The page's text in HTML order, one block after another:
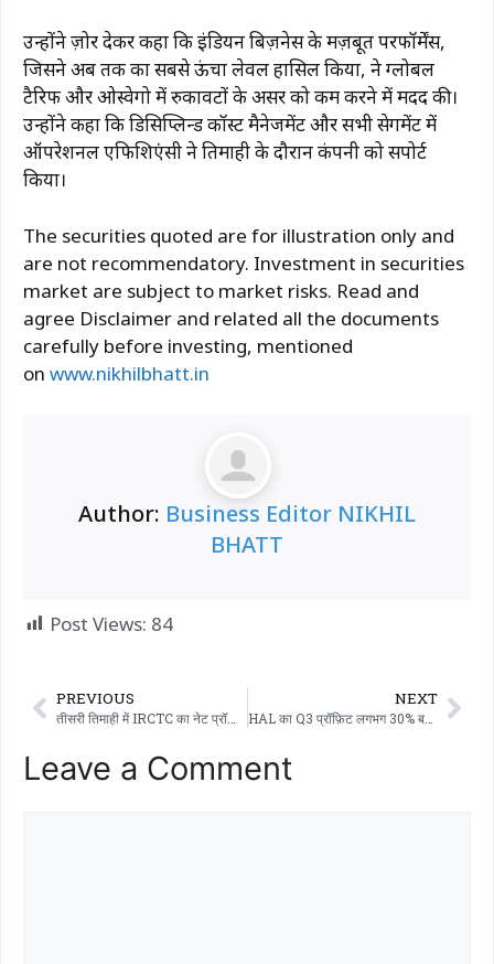
उन्होंने ज़ोर देकर कहा कि इंडियन बिज़नेस के मज़बूत परफॉर्मेंस,
जिसने अब तक का सबसे ऊंचा लेवल हासिल किया, ने ग्लोबल
टैरिफ और ओस्वेगो में रुकावटों के असर को कम करने में मदद की।
उन्होंने कहा कि डिसिप्लिन्ड कॉस्ट मैनेजमेंट और सभी सेगमेंट में
ऑपरेशनल एफिशिएंसी ने तिमाही के दौरान कंपनी को सपोर्ट
किया।
The securities quoted are for illustration only and
are not recommendatory. Investment in securities
market are subject to market risks. Read and
agree Disclaimer and related all the documents
carefully before investing, mentioned
on www.nikhilbhatt.in
Author: Business Editor NIKHIL
BHATT
Post Views: 84
PREVIOUS
तीसरी तिमाही में IRCTC का नेट प्रॉफ़िट 15.5% बढ़कर 395 करोड़ रुपये हो गया…!!!
NEXT
HAL का Q3 प्रॉफ़िट लगभग 30% बढ़कर 1,867 करोड़ रुपये हो गया…!!!
Leave a Comment